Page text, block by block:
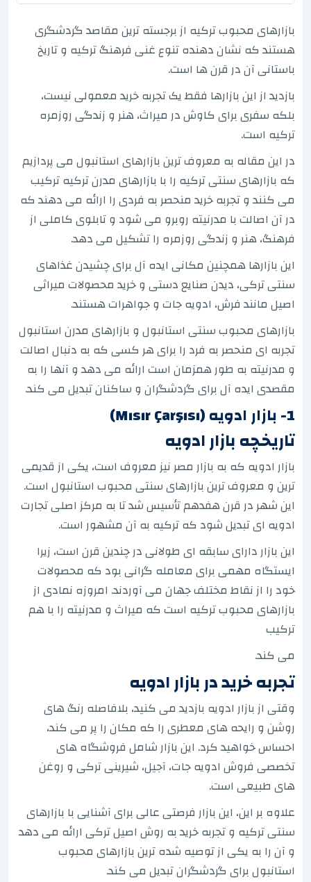
بازارهای محبوب ترکیه از برجسته ترین مقاصد گردشگری
هستند که نشان دهنده تنوع غنی فرهنگ ترکیه و تاریخ
باستانی آن در قرن ها است.
بازدید از این بازارها فقط یک تجربه خرید معمولی نیست،
بلکه سفری برای کاوش در میراث، هنر و زندگی روزمره
ترکیه است.
در این مقاله به معروف ترین بازارهای استانبول می پردازیم
که بازارهای سنتی ترکیه را با بازارهای مدرن ترکیه ترکیب
می کنند و تجربه خرید منحصر به فردی را ارائه می دهند که
در آن اصالت با مدرنیته روبرو می شود و تابلوی کاملی از
فرهنگ، هنر و زندگی روزمره را تشکیل می دهد.
این بازارها همچنین مکانی ایده آل برای چشیدن غذاهای
سنتی ترکی، دیدن صنایع دستی و خرید محصولات میراثی
اصیل مانند فرش، ادویه جات و جواهرات هستند.
بازارهای محبوب سنتی استانبول و بازارهای مدرن استانبول
تجربه ای منحصر به فرد را برای هر کسی که به دنبال اصالت
و مدرنیته به طور همزمان است ارائه می دهد و آنها را به
مقصدی ایده آل برای گردشگران و ساکنان تبدیل می کند.
1- بازار ادویه (Mısır Çarşısı)
تاریخچه بازار ادویه
بازار ادویه که به بازار مصر نیز معروف است، یکی از قدیمی
ترین و معروف ترین بازارهای سنتی محبوب استانبول است.
این شهر در قرن هفدهم تأسیس شد تا به مرکز اصلی تجارت
ادویه ای تبدیل شود که ترکیه به آن مشهور است.
این بازار دارای سابقه ای طولانی در چندین قرن است، زیرا
ایستگاه مهمی برای معامله گرانی بود که محصولات
خود را از نقاط مختلف جهان می آوردند. امروزه نمادی از
بازارهای محبوب ترکیه است که میراث و مدرنیته را با هم
ترکیب
می کند.
تجربه خرید در بازار ادویه
وقتی از بازار ادویه بازدید می کنید، بلافاصله رنگ های
روشن و رایحه های معطری را که مکان را پر می کند،
احساس خواهید کرد. این بازار شامل فروشگاه های
تخصصی فروش ادویه جات، آجیل، شیرینی ترکی و روغن
های طبیعی است.
علاوه بر این، این بازار فرصتی عالی برای آشنایی با بازارهای
سنتی ترکیه و تجربه خرید به روش اصیل ترکی ارائه می دهد
و آن را به یکی از توصیه شده ترین بازارهای محبوب
استانبول برای گردشگران تبدیل می کند.